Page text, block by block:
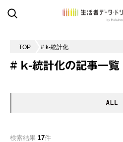
TOP # k-統計化
# k-統計化の記事一覧
検索結果 17件